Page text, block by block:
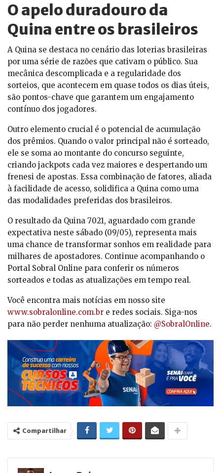
O apelo duradouro da
Quina entre os brasileiros
A Quina se destaca no cenário das loterias brasileiras
por uma série de razões que cativam o público. Sua
mecânica descomplicada e a regularidade dos
sorteios, que acontecem em quase todos os dias úteis,
são pontos-chave que garantem um engajamento
contínuo dos jogadores.
Outro elemento crucial é o potencial de acumulação
dos prêmios. Quando o valor principal não é sorteado,
ele se soma ao montante do concurso seguinte,
criando jackpots cada vez maiores e despertando um
frenesi de apostas. Essa combinação de fatores, aliada
à facilidade de acesso, solidifica a Quina como uma
das modalidades preferidas dos brasileiros.
O resultado da Quina 7021, aguardado com grande
expectativa neste sábado (09/05), representa mais
uma chance de transformar sonhos em realidade para
milhares de apostadores. Continue acompanhando o
Portal Sobral Online para conferir os números
sorteados e todas as atualizações em tempo real.
Você encontra mais notícias em nosso site
www.sobralonline.com.br e redes sociais. Siga-nos
para não perder nenhuma atualização: @SobralOnline.
Compartilhar